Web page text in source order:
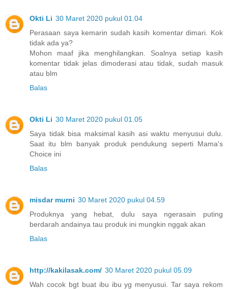
Okti Li 30 Maret 2020 pukul 01.04
Perasaan saya kemarin sudah kasih komentar dimari. Kok
tidak ada ya?
Mohon maaf jika menghilangkan. Soalnya setiap kasih
komentar tidak jelas dimoderasi atau tidak, sudah masuk
atau blm
Balas
Okti Li 30 Maret 2020 pukul 01.05
Saya tidak bisa maksimal kasih asi waktu menyusui dulu.
Saat itu blm banyak produk pendukung seperti Mama's
Choice ini
Balas
misdar murni 30 Maret 2020 pukul 04.59
Produknya yang hebat, dulu saya ngerasain puting
berdarah andainya tau produk ini mungkin nggak akan
Balas
http://kakilasak.com/ 30 Maret 2020 pukul 05.09
Wah cocok bgt buat ibu ibu yg menyusui. Tar saya rekom